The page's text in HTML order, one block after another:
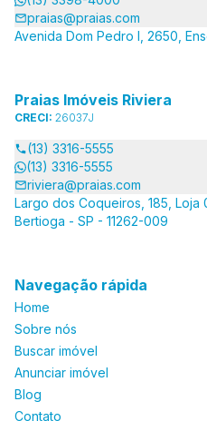
praias@praias.com
Avenida Dom Pedro I, 2650,
Praias Imóveis Riviera
CRECI: 26037J
(13) 3316-5555
(13) 3316-5555
riviera@praias.com
Largo dos Coqueiros, 185, Loja
Bertioga - SP - 11262-009
Navegação rápida
Home
Sobre nós
Buscar imóvel
Anunciar imóvel
Blog
Contato